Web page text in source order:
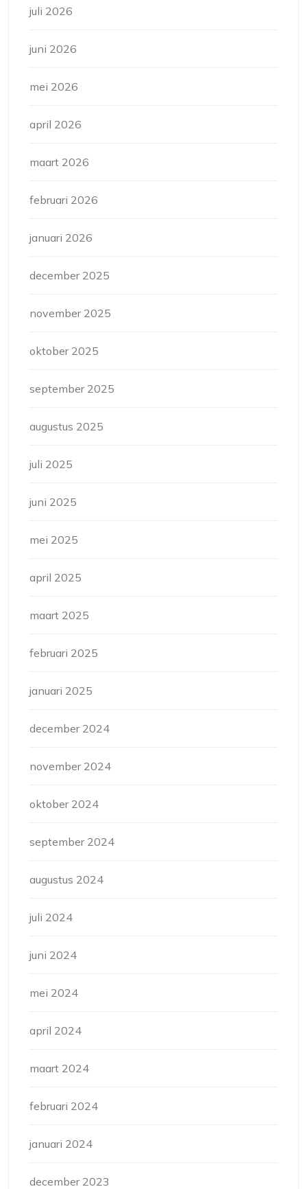
juli 2026
juni 2026
mei 2026
april 2026
maart 2026
februari 2026
januari 2026
december 2025
november 2025
oktober 2025
september 2025
augustus 2025
juli 2025
juni 2025
mei 2025
april 2025
maart 2025
februari 2025
januari 2025
december 2024
november 2024
oktober 2024
september 2024
augustus 2024
juli 2024
juni 2024
mei 2024
april 2024
maart 2024
februari 2024
januari 2024
december 2023